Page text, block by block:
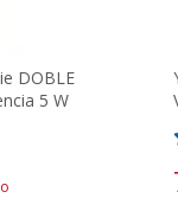
DOBLE
5 W